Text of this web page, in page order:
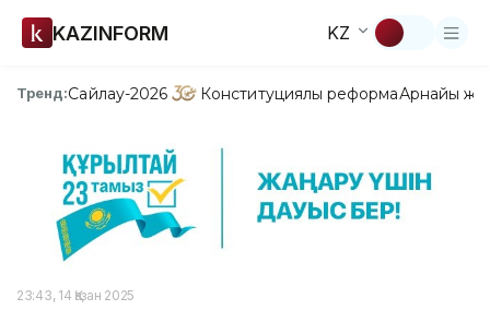
KAZINFORM KZ
Тренд:Сайлау-2026 Конституциялық реформаАрнайы
23:43, 14 Қазан 2025